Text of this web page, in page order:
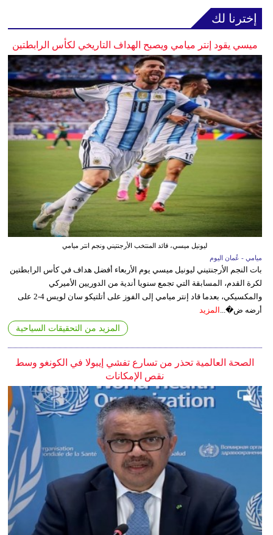
إخترنا لك
ميسي يقود إنتر ميامي ويصبح الهداف التاريخي لكأس الرابطتين
ليونيل ميسي، قائد المنتخب الأرجنتيني ونجم انتر ميامي
ميامي - عُمان اليوم
بات النجم الأرجنتيني ليونيل ميسي يوم الأربعاء أفضل هداف في كأس الرابطتين
لكرة القدم، المسابقة التي تجمع سنويا أندية من الدوريين الأميركي
والمكسيكي، بعدما قاد إنتر ميامي إلى الفوز على أتلتيكو سان لويس 4-2 على
أرضه ض�... المزيد
المزيد من التحقيقات السياحية
الصحة العالمية تحذر من تسارع تفشي إيبولا في الكونغو وسط
نقص الإمكانات